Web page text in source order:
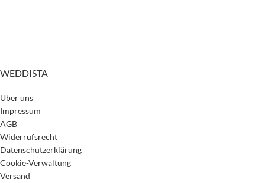
WEDDISTA
Über uns
Impressum
AGB
Widerrufsrecht
Datenschutzerklärung
Cookie-Verwaltung
Versand